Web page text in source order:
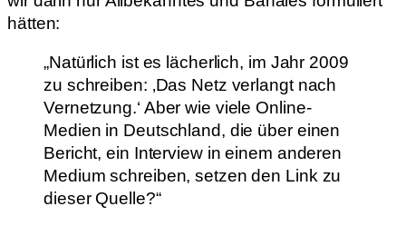
hätten:
„Natürlich ist es lächerlich, im Jahr 2009
zu schreiben: ‚Das Netz verlangt nach
Vernetzung.‘ Aber wie viele Online-
Medien in Deutschland, die über einen
Bericht, ein Interview in einem anderen
Medium schreiben, setzen den Link zu
dieser Quelle?“